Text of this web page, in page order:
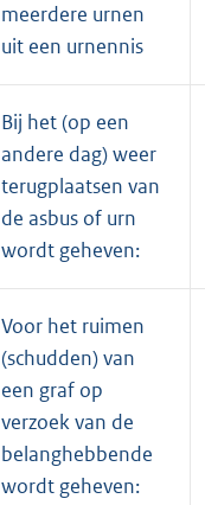
meerdere urnen
uit een urnennis
Bij het (op een
andere dag) weer
terugplaatsen van
de asbus of urn
wordt geheven:
Voor het ruimen
(schudden) van
een graf op
verzoek van de
belanghebbende
wordt geheven: